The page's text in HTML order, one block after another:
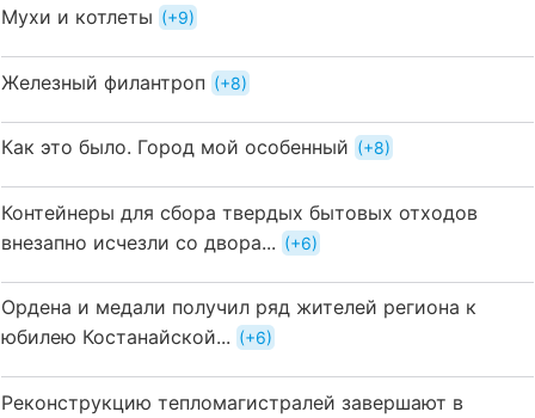
Мухи и котлеты +9
Железный филантроп +8
Как это было. Город мой особенный +8
Контейнеры для сбора твердых бытовых отходов
внезапно исчезли со двора...
+6
Ордена и медали получил ряд жителей региона к
юбилею Костанайской...
+6
Реконструкцию тепломагистралей завершают в